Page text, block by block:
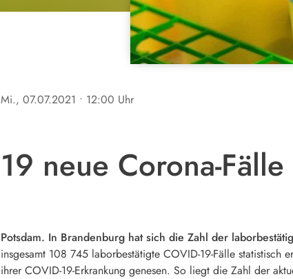
Mi., 07.07.2021 • 12:00 Uhr
19 neue Corona-
Potsdam. In Brandenburg hat sich die Zahl der
insgesamt 108 745 laborbestätigte COVID-19-Fälle
ihrer COVID-19-Erkrankung genesen. So liegt die Zahl der